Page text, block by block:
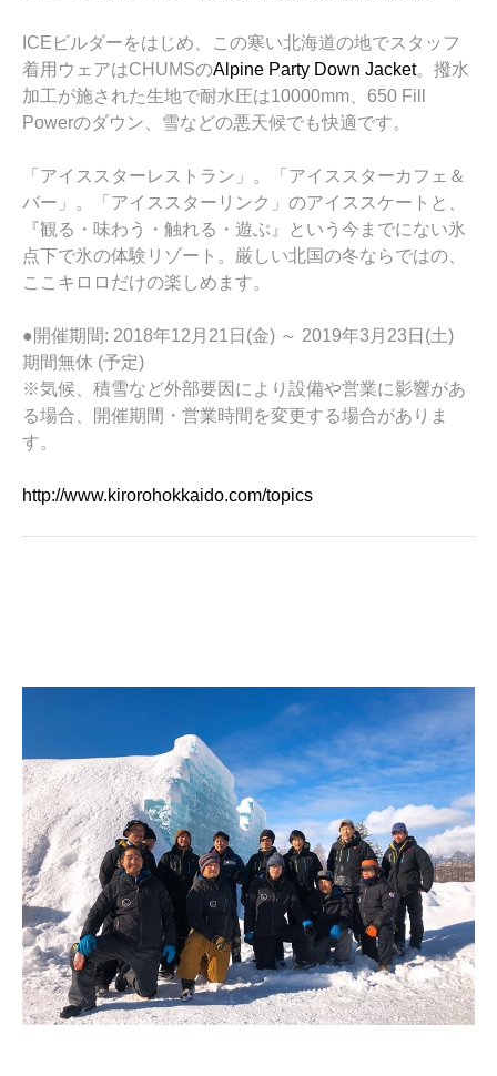
ICEビルダーをはじめ、この寒い北海道の地でスタッフ
着用ウェアはCHUMSのAlpine Party Down Jacket。撥水
加工が施された生地で耐水圧は10000mm、650 Fill
Powerのダウン、雪などの悪天候でも快適です。
「アイススターレストラン」。「アイススターカフェ＆
バー」。「アイススターリンク」のアイススケートと、
『観る・味わう・触れる・遊ぶ』という今までにない氷
点下で氷の体験リゾート。厳しい北国の冬ならではの、
ここキロロだけの楽しめます。
●開催期間: 2018年12月21日(金) ～ 2019年3月23日(土)
期間無休 (予定)
※気候、積雪など外部要因により設備や営業に影響があ
る場合、開催期間・営業時間を変更する場合がありま
す。
http://www.kirorohokkaido.com/topics